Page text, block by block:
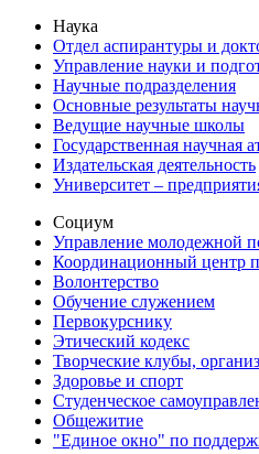
Наука
Отдел аспирантуры и
Управление науки и
Научные подразделения
Основные результаты
Ведущие научные школы
Государственная научная
Издательская деятельность
Университет –
Социум
Управление молодежной
Координационный центр
Волонтерство
Обучение служением
Первокурснику
Этический кодекс
Творческие клубы,
Здоровье и спорт
Студенческое
Общежитие
"Единое окно" по